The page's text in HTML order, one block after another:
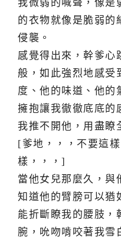
我微弱的喊聲，像是
的衣物就像是脆弱的
侵襲。
感覺得出來，幹爹心
般，如此強烈地感受
度、他的味道、他的
擁抱讓我徹徹底底的
我推不開他，用盡瞭
[爹地，，，不要這
樣，，，]
當他女兒那麼久，與
知道他的臂膀可以猶
能折斷瞭我的腰肢，
腕，吮吻啃咬著我雪